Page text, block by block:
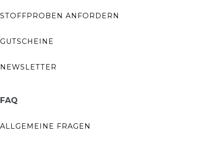
STOFFPROBEN ANFORDERN
GUTSCHEINE
NEWSLETTER
FAQ
ALLGEMEINE FRAGEN